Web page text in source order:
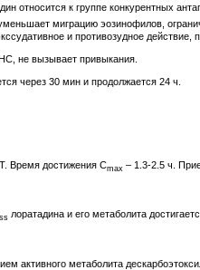
относится к группе конкурентных
миграцию эозинофилов,
и противозудное
не вызывает привыкания.
через 30 мин и продолжается 24 ч.
Время достижения Cmax – 1.3-2.5 ч.
ss лоратадина и его метаболита
активного метаболита